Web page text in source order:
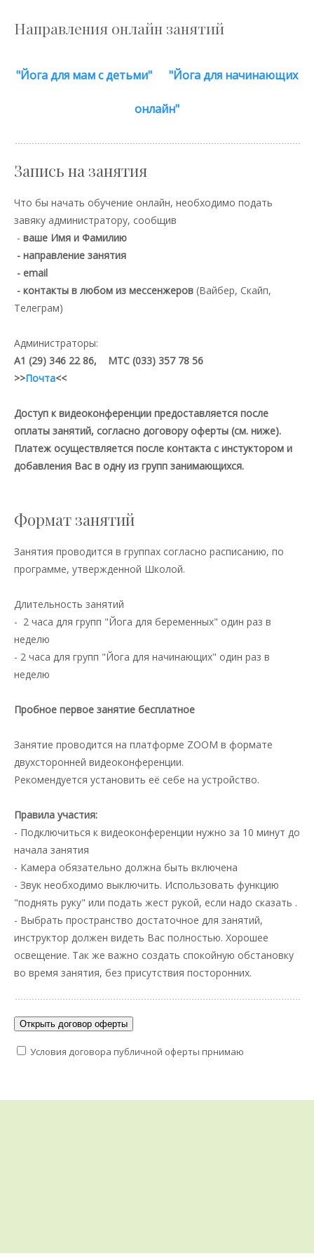
СТОИМОСТЬ
ОТДЕЛЕНИЯ ШКОЛЫ
КОНТАКТЫ
Направления онлайн занятий
"Йога для мам с детьми" "Йога для начинающих
онлайн"
Запись на занятия
Что бы начать обучение онлайн, необходимо подать
завяку администратору, сообщив
- ваше Имя и Фамилию
- направление занятия
- email
- контакты в любом из мессенжеров (Вайбер, Скайп,
Телеграм)
Администраторы:
A1 (29) 346 22 86, МТС (033) 357 78 56
>>Почта<<
Доступ к видеоконференции предоставляется после
оплаты занятий, согласно договору оферты (см. ниже).
Платеж осуществляется после контакта с инстуктором и
добавления Вас в одну из групп занимающихся.
Формат занятий
Занятия проводится в группах согласно расписанию, по
программе, утвержденной Школой.
Длительность занятий
- 2 часа для групп "Йога для беременных" один раз в
неделю
- 2 часа для групп "Йога для начинающих" один раз в
неделю
Пробное первое занятие бесплатное
Занятие проводится на платформе ZOOM в формате
двухсторонней видеоконференции.
Рекомендуется установить её себе на устройство.
Правила участия:
- Подключиться к видеоконференции нужно за 10 минут до
начала занятия
- Камера обязательно должна быть включена
- Звук необходимо выключить. Использовать функцию
"поднять руку" или подать жест рукой, если надо сказать .
- Выбрать пространство достаточное для занятий,
инструктор должен видеть Вас полностью. Хорошее
освещение. Так же важно создать спокойную обстановку
во время занятия, без присутствия посторонних.
Открыть договор оферты
Условия договора публичной оферты прнимаю